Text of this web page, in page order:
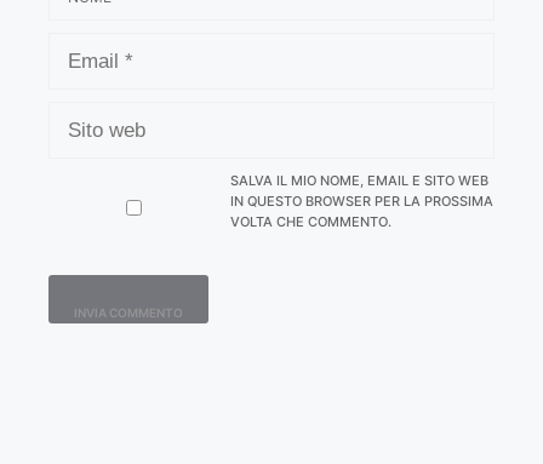
WEB
SALVA IL MIO NOME, EMAIL E SITO WEB
IN QUESTO BROWSER PER LA PROSSIMA
VOLTA CHE COMMENTO.